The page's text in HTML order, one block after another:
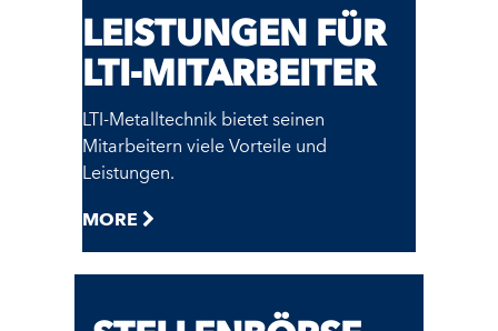
LEISTUNGEN FÜR
LTI-MITARBEITER
LTI-Metalltechnik bietet seinen
Mitarbeitern viele Vorteile und
Leistungen.
MORE